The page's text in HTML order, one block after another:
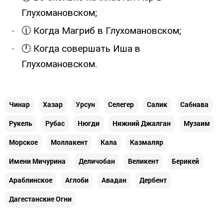
Глухoмановском;
🕧 Когда Магриб в Глухoмановском;
🕛 Когда совершать Иша в
Глухoмановском.
Чинар Хазар Урсун Селегер Салик
Сабнава
Рукель
Рубас Нюгди Нижний Джалган
Музаим
Морское
Моллакент Кала
Казмаляр
Имени Мичурина
Деличобан Великент
Берикей
Араблинское
Аглоби Авадан
Дербент
Дагестанские Огни